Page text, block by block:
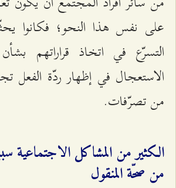
على نفس هذا النحو؛ فكانوا
التسرّع في اتخاذ قراراتهم
الاستعجال في إظهار ردّة الفعل
من تصرّفات.
الكثير من المشاكل الاجتماعية
من صحّة المنقول